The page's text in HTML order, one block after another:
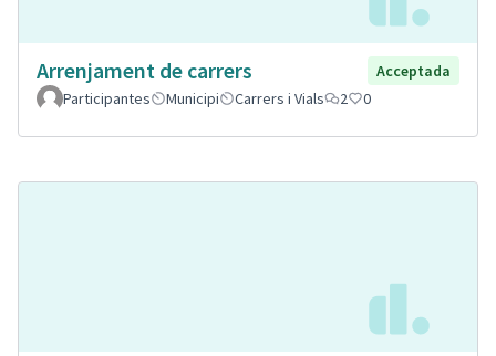
Arrenjament de carrers
Acceptada
Participantes
Municipi Carrers i Vials 2 0